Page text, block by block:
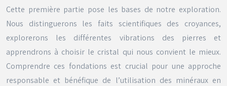
Cette première partie pose les bases de notre exploration.
Nous distinguerons les faits scientifiques des croyances,
explorerons les différentes vibrations des pierres et
apprendrons à choisir le cristal qui nous convient le mieux.
Comprendre ces fondations est crucial pour une approche
responsable et bénéfique de l’utilisation des minéraux en